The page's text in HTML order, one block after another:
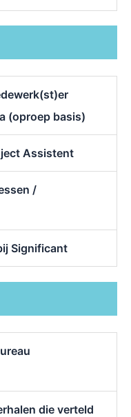
(oproep basis)
Assistent
/
Significant
die verteld